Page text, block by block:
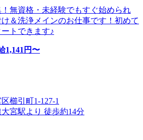
無資格・未経験でもすぐ始められ
＆洗浄メインのお仕事です！初めて
トできます♪
1,141 円〜
櫛引町1-127-1
宮駅より 徒歩約14分